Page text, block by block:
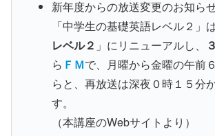
新年度からの放送変更のお知ら
「中学生の基礎英語レベル２」
レベル２ 」にリニューアルし、
ら ＦＭで、月曜から金曜の午前
らと、再放送は深夜０時１５分
す。
（本講座のWebサイトより）